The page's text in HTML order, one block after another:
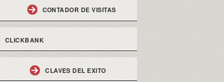
CONTADOR DE VISITAS
CLICKBANK
CLAVES DEL EXITO